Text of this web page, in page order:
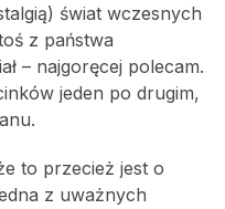
świat wczesnych
z państwa
– najgoręcej polecam.
jeden po drugim,
to przecież jest o
z uważnych